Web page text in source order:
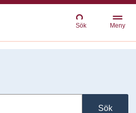
Sök Meny
Sök